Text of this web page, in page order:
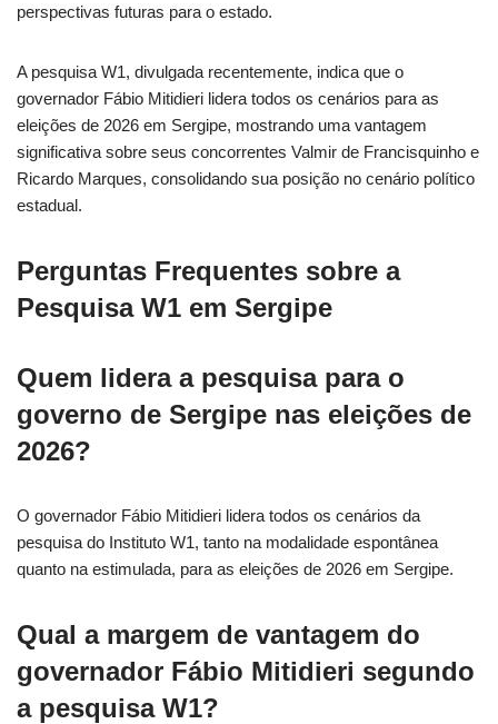
perspectivas futuras para o estado.
A pesquisa W1, divulgada recentemente, indica que o
governador Fábio Mitidieri lidera todos os cenários para as
eleições de 2026 em Sergipe, mostrando uma vantagem
significativa sobre seus concorrentes Valmir de Francisquinho e
Ricardo Marques, consolidando sua posição no cenário político
estadual.
Perguntas Frequentes sobre a
Pesquisa W1 em Sergipe
Quem lidera a pesquisa para o
governo de Sergipe nas eleições de
2026?
O governador Fábio Mitidieri lidera todos os cenários da
pesquisa do Instituto W1, tanto na modalidade espontânea
quanto na estimulada, para as eleições de 2026 em Sergipe.
Qual a margem de vantagem do
governador Fábio Mitidieri segundo
a pesquisa W1?